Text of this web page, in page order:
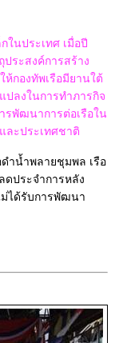
ในประเทศ เมื่อปี
ระสงค์การสร้าง
กองทัพเรือมียานใต้
ปลงในการทำภารกิจ
รพัฒนาการต่อเรือใน
ละประเทศชาติ
ดำน้ำพลายชุมพล เรือ
ประจำการหลัง
ม่ได้รับการพัฒนา